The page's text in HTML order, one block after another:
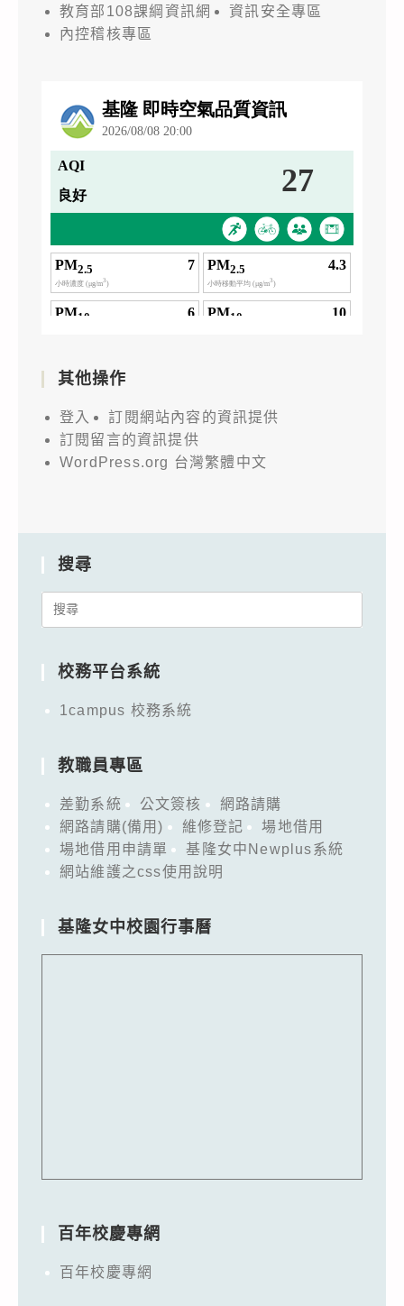
教育部108課綱資訊網
資訊安全專區
內控稽核專區
其他操作
登入
訂閱網站內容的資訊提供
訂閱留言的資訊提供
WordPress.org 台灣繁體中文
搜尋
Search
校務平台系統
1campus 校務系統
教職員專區
差勤系統 公文簽核
網路請購
網路請購(備用)
維修登記
場地借用
場地借用申請單
基隆女中Newplus系統
網站維護之css使用說明
基隆女中校園行事曆
百年校慶專網
百年校慶專網